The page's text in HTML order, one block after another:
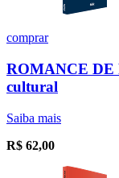
comprar
ROMANCE DE
cultural
Saiba mais
R$ 62,00